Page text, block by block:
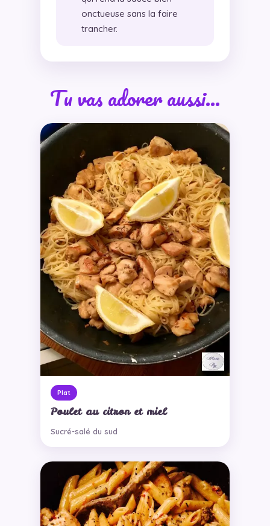
onctueuse sans la faire
trancher.
Tu vas adorer aussi…
Plat
Poulet au citron et miel
Sucré-salé du sud